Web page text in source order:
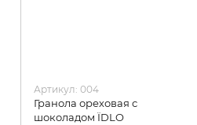
Артикул: 004
Гранола ореховая с
шоколадом ЇDLO